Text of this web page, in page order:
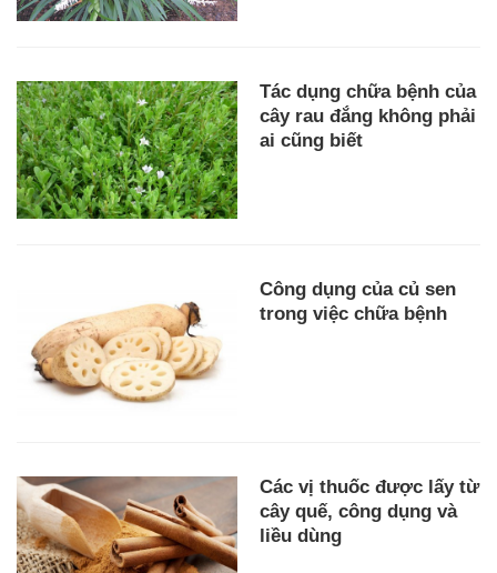
Tác dụng chữa bệnh của
cây rau đắng không phải
ai cũng biết
Công dụng của củ sen
trong việc chữa bệnh
Các vị thuốc được lấy từ
cây quế, công dụng và
liều dùng